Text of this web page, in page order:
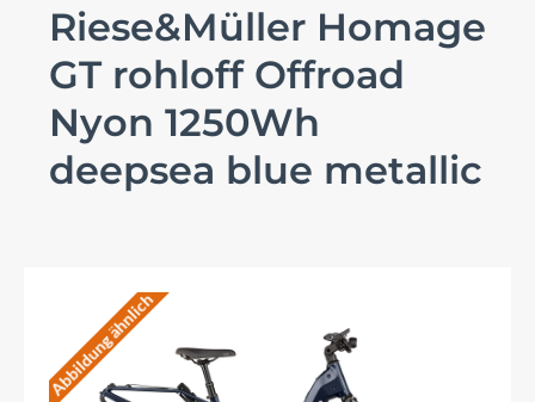
Riese&Müller Homage
GT rohloff Offroad
Nyon 1250Wh
deepsea blue metallic
Abbildung ähnlich